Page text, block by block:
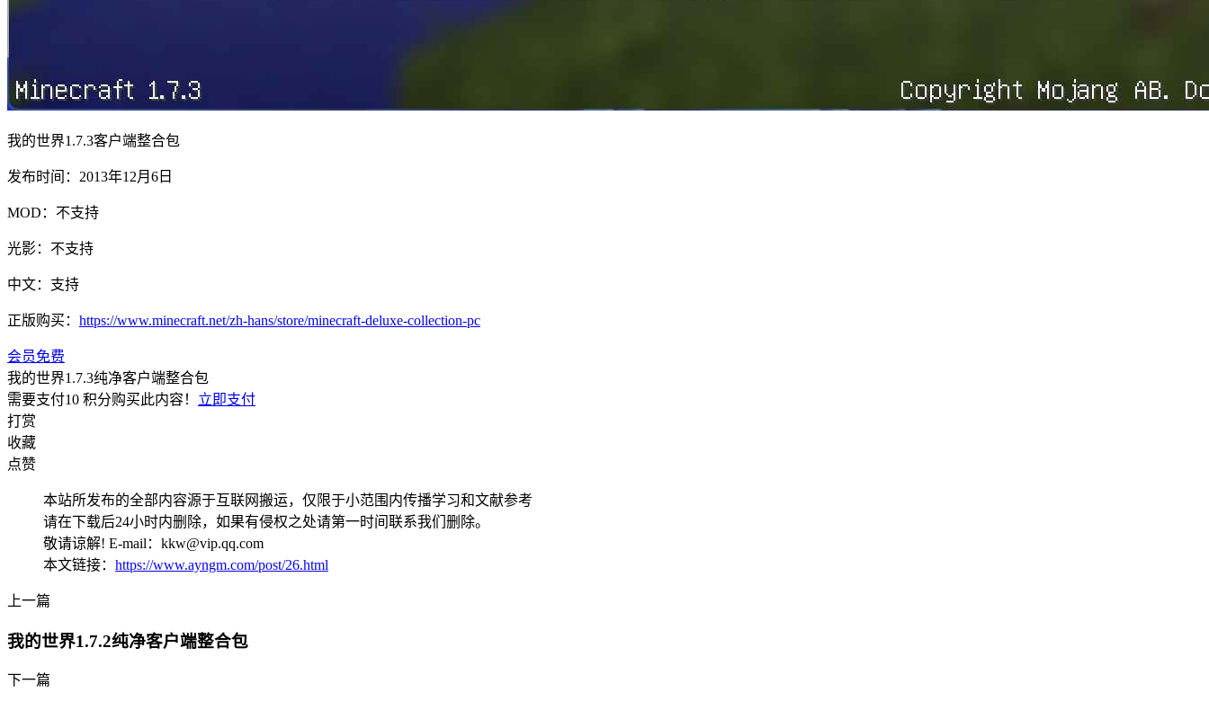
我的世界1.7.3客户端整合包
发布时间：2013年12月6日
MOD：不支持
光影：不支持
中文：支持
正版购买： https://www.minecraft.net/zh-hans/store/minecraft-deluxe-collection-pc
会员免费
我的世界1.7.3纯净客户端整合包
需要支付10 积分购买此内容！ 立即支付
打赏
收藏
点赞
本站所发布的全部内容源于互联网搬运，仅限于小范围内传播学习和文献参考
请在下载后24小时内删除，如果有侵权之处请第一时间联系我们删除。
敬请谅解! E-mail：kkw@vip.qq.com
本文链接： https://www.ayngm.com/post/26.html
上一篇
我的世界1.7.2纯净客户端整合包
下一篇